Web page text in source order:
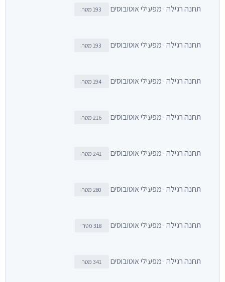
תחנה רגילה · מפעילי אוטובוסים 193 מטר
תחנה רגילה · מפעילי אוטובוסים 193 מטר
תחנה רגילה · מפעילי אוטובוסים 194 מטר
תחנה רגילה · מפעילי אוטובוסים 216 מטר
תחנה רגילה · מפעילי אוטובוסים 241 מטר
תחנה רגילה · מפעילי אוטובוסים 280 מטר
תחנה רגילה · מפעילי אוטובוסים 318 מטר
תחנה רגילה · מפעילי אוטובוסים 341 מטר